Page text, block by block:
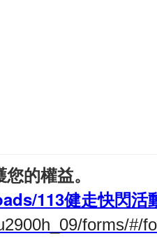
的權益。
113健走快閃活
forms/#/